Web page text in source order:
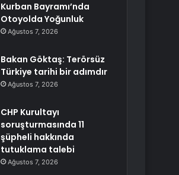
Kurban Bayramı’nda
Otoyolda Yoğunluk
Ağustos 7, 2026
Bakan Göktaş: Terörsüz
Türkiye tarihi bir adımdır
Ağustos 7, 2026
CHP Kurultayı
soruşturmasında 11
şüpheli hakkında
tutuklama talebi
Ağustos 7, 2026